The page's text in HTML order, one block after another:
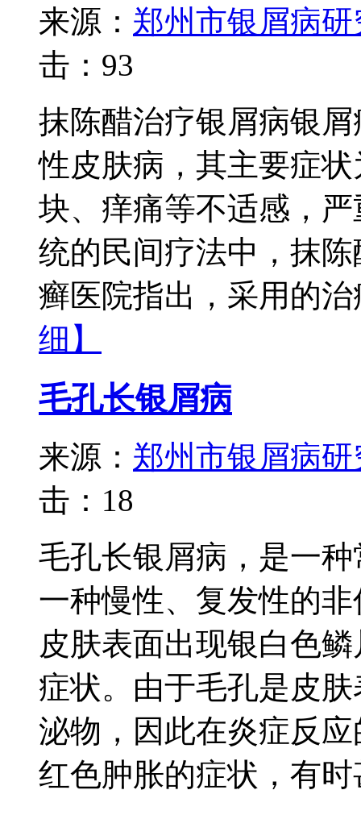
来源： 郑州市银屑病研
击： 93
抹陈醋治疗银屑病银
性皮肤病，其主要症
块、痒痛等不适感，
统的民间疗法中，抹
癣医院指出，采用的
细】
毛孔长银屑病
来源： 郑州市银屑病研
击： 18
毛孔长银屑病，是一
一种慢性、复发性的
皮肤表面出现银白色
症状。由于毛孔是皮
泌物，因此在炎症反
红色肿胀的症状，有时